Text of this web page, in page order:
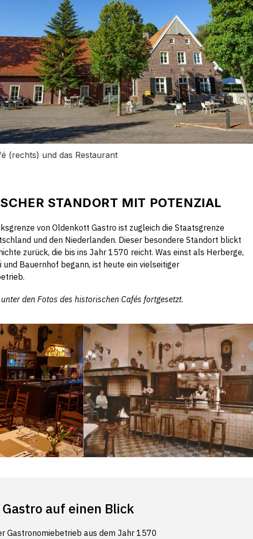
(rechts) und das Restaurant
STANDORT MIT POTENZIAL
von Oldenkott Gastro ist zugleich die Staatsgrenze
und den Niederlanden. Dieser besondere Standort blickt
zurück, die bis ins Jahr 1570 reicht. Was einst als Herberge,
und Bauernhof begann, ist heute ein vielseitiger
den Fotos des historischen Cafés fortgesetzt.
auf einen Blick
Gastronomiebetrieb aus dem Jahr 1570